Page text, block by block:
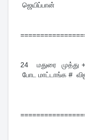
ஜெயிப்பான்
24 மதுரை
போட மாட்டாங்க #